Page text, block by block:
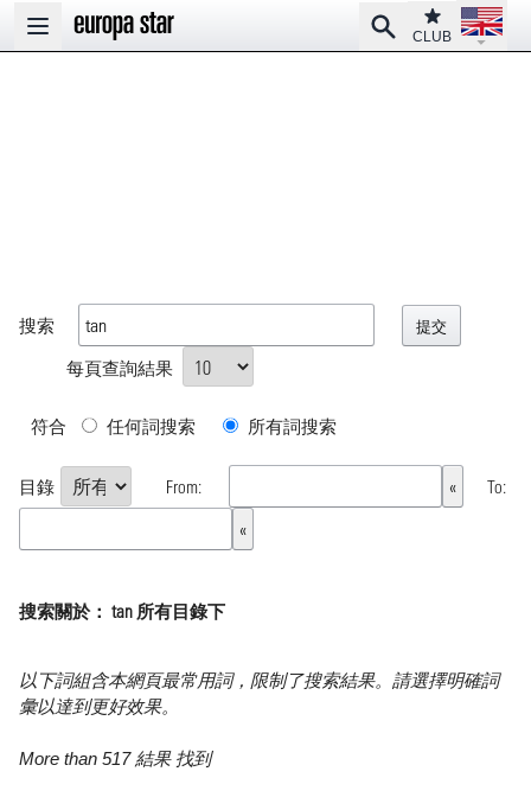
Open main menu
SearchClub
CLUB
Open
搜索
每頁查詢結果
符合 任何詞搜索 所有詞搜索
目錄 From: To:
搜索關於： tan 所有目錄下
以下詞組含本網頁最常用詞，限制了搜索結果。請選擇明確詞
彙以達到更好效果。
More than 517 結果 找到